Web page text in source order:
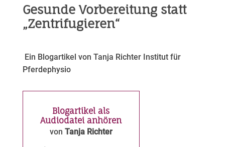
Gesunde Vorbereitung statt
„Zentrifugieren“
Ein Blogartikel von Tanja Richter Institut für
Pferdephysio
Blogartikel als
Audiodatei anhören
von Tanja Richter